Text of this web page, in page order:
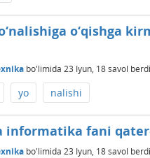
o‘qishga
bo'limida 23 Iyun, 18savol berdi
yo nalishi
informatika fani
bo'limida 23 Iyun, 18savol berdi